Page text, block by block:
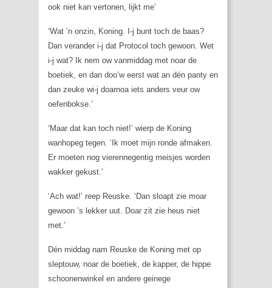
ook niet kan vertonen, lijkt me’
‘Wat ’n onzin, Koning. I-j bunt toch de baas?
Dan verander i-j dat Protocol toch gewoon. Wet
i-j wat? Ik nem ow vanmiddag met noar de
boetiek, en dan doo’w eerst wat an dén panty en
dan zeuke wi-j doarnoa iets anders veur ow
oefenbokse.’
‘Maar dat kan toch niet!’ wierp de Koning
wanhopeg tegen. ‘Ik moet mijn ronde afmaken.
Er moeten nog vierennegentig meisjes worden
wakker gekust.’
‘Ach wat!’ reep Reuske. ‘Dan sloapt zie moar
gewoon ’s lekker uut. Doar zit zie heus niet
met.’
Dén middag nam Reuske de Koning met op
sleptouw, noar de boetiek, de kapper, de hippe
schoonenwinkel en andere geinege